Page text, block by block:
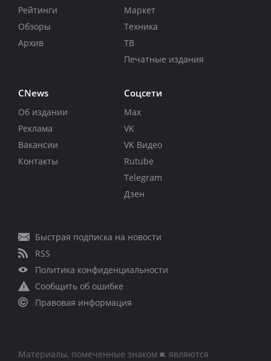
Рейтинги
Обзоры
Архив
Маркет
Техника
ТВ
Печатные издания
CNews
Об издании
Реклама
Вакансии
Контакты
Соцсети
Max
VK
VK Видео
Rutube
Telegram
Дзен
Быстрая подписка на новости
RSS
Политика конфиденциальности
Сообщить об ошибке
Правовая информация
Материалы, помеченные знаком ■, являются